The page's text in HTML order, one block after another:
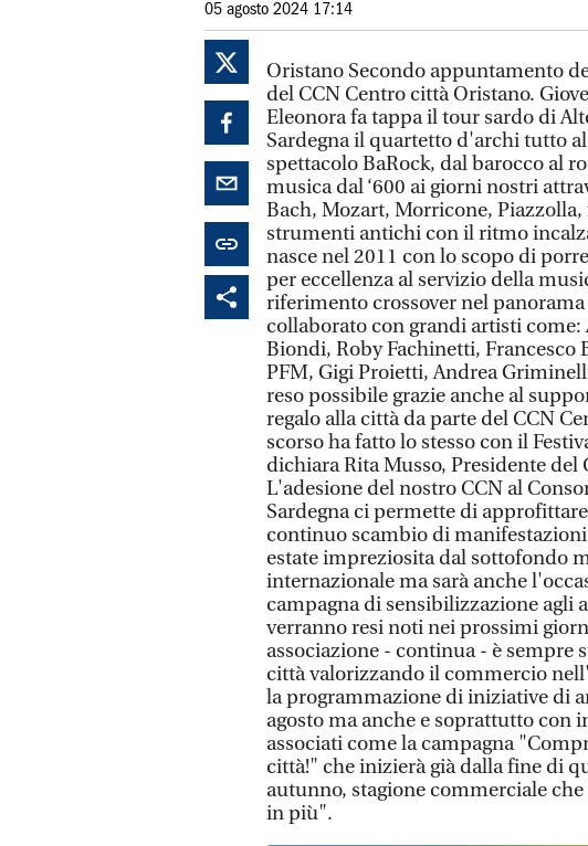
05 agosto 2024 17:14
Oristano Secondo appuntamento
del CCN Centro città Oristano.
Eleonora fa tappa il tour sardo di
Sardegna il quartetto d'archi tutto
spettacolo BaRock, dal barocco al
musica dal ‘600 ai giorni nostri
Bach, Mozart, Morricone,
strumenti antichi con il ritmo
nasce nel 2011 con lo scopo di
per eccellenza al servizio della
riferimento crossover nel
collaborato con grandi artisti
Biondi, Roby Fachinetti, Francesco
PFM, Gigi Proietti, Andrea
reso possibile grazie anche al
regalo alla città da parte del CCN
scorso ha fatto lo stesso con il
dichiara Rita Musso, Presidente del
L'adesione del nostro CCN al
Sardegna ci permette di
continuo scambio di
estate impreziosita dal sottofondo
internazionale ma sarà anche
campagna di sensibilizzazione
verranno resi noti nei prossimi
associazione - continua - è
città valorizzando il commercio
la programmazione di iniziative di
agosto ma anche e soprattutto con
associati come la campagna
città!" che inizierà già dalla fine di
autunno, stagione commerciale
in più".